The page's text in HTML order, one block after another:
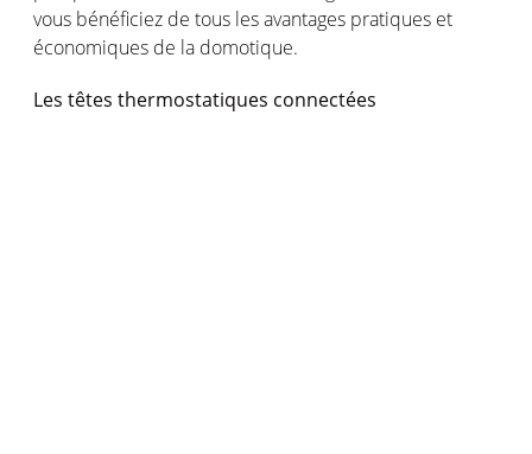
vous bénéficiez de tous lesavantages pratiques et
économiques de la domotique.
Les têtes thermostatiques connectées